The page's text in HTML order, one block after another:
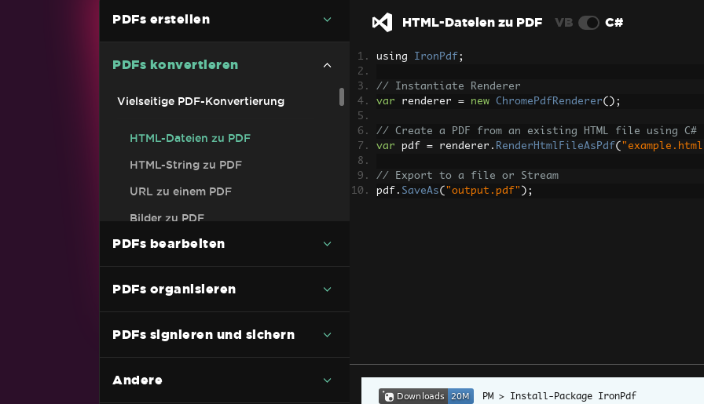
PDFs erstellen
PDFs konvertieren
Vielseitige PDF-Konvertierung
HTML-Dateien zu PDF
HTML-String zu PDF
URL zu einem PDF
Bilder zu PDF
C# PDF zu Bild Codebeispiel (ohne
DOCX to PDF
RTF zu PDF
Markdown zu PDF
mehrere Seiten
PDFs bearbeiten
PDFs organisieren
PDFs signieren und sichern
Andere
HTML-Dateien zu PDF VB C#
using IronPdf ;
// Instantiate Renderer
var renderer = new ChromePdfRenderer();
// Create a PDF from an existing HTML file using C#
var pdf = renderer . RenderHtmlFileAsPdf(
// Export to a file or Stream
pdf . SaveAs( "output.pdf" );
Install-Package IronPdf